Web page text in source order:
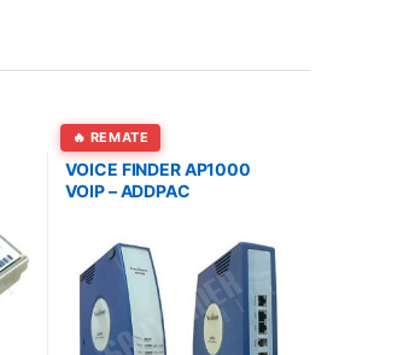
🔥 REMATE
Puertos SFP
VOICE FINDER AP1000
VOIP – ADDPAC